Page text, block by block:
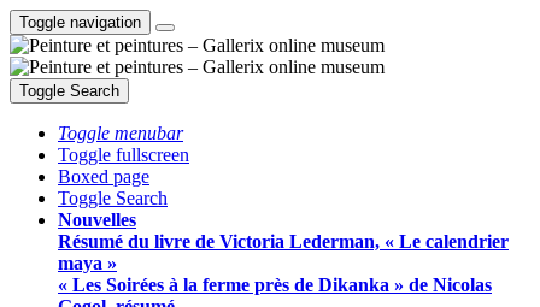
Toggle navigation
Toggle Search
Toggle menubar
Toggle fullscreen
Boxed page
Toggle Search
Nouvelles
Résumé du livre de Victoria Lederman, « Le calendrier
maya »
« Les Soirées à la ferme près de Dikanka » de Nicolas